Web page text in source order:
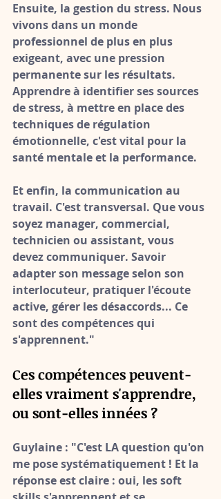
Ensuite, la gestion du stress. Nous
vivons dans un monde
professionnel de plus en plus
exigeant, avec une pression
permanente sur les résultats.
Apprendre à identifier ses sources
de stress, à mettre en place des
techniques de régulation
émotionnelle, c'est vital pour la
santé mentale et la performance.
Et enfin, la communication au
travail. C'est transversal. Que vous
soyez manager, commercial,
technicien ou assistant, vous
devez communiquer. Savoir
adapter son message selon son
interlocuteur, pratiquer l'écoute
active, gérer les désaccords... Ce
sont des compétences qui
s'apprennent."
Ces compétences peuvent-
elles vraiment s'apprendre,
ou sont-elles innées ?
Guylaine : "C'est LA question qu'on
me pose systématiquement ! Et la
réponse est claire : oui, les soft